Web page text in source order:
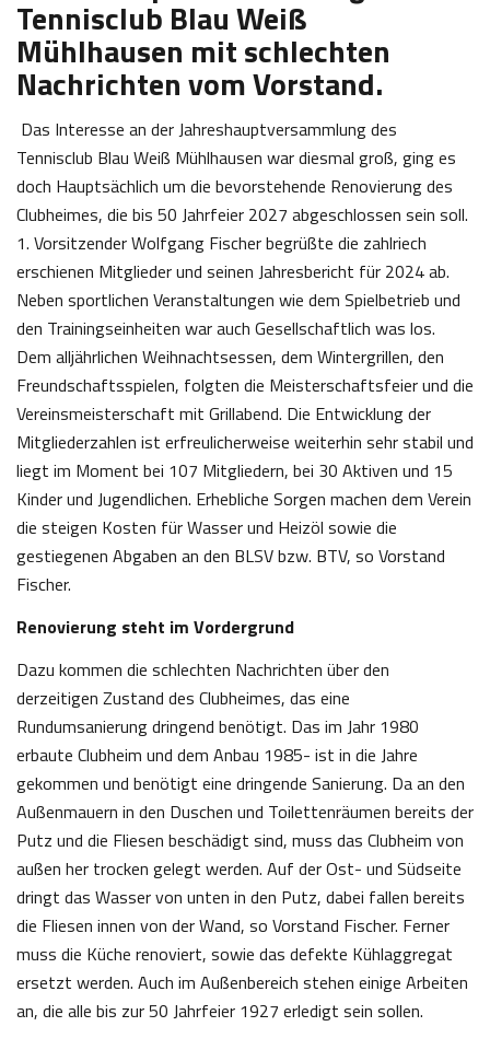
Tennisclub Blau Weiß
Mühlhausen mit schlechten
Nachrichten vom Vorstand.
Das Interesse an der Jahreshauptversammlung des
Tennisclub Blau Weiß Mühlhausen war diesmal groß, ging es
doch Hauptsächlich um die bevorstehende Renovierung des
Clubheimes, die bis 50 Jahrfeier 2027 abgeschlossen sein soll.
1. Vorsitzender Wolfgang Fischer begrüßte die zahlriech
erschienen Mitglieder und seinen Jahresbericht für 2024 ab.
Neben sportlichen Veranstaltungen wie dem Spielbetrieb und
den Trainingseinheiten war auch Gesellschaftlich was los.
Dem alljährlichen Weihnachtsessen, dem Wintergrillen, den
Freundschaftsspielen, folgten die Meisterschaftsfeier und die
Vereinsmeisterschaft mit Grillabend. Die Entwicklung der
Mitgliederzahlen ist erfreulicherweise weiterhin sehr stabil und
liegt im Moment bei 107 Mitgliedern, bei 30 Aktiven und 15
Kinder und Jugendlichen. Erhebliche Sorgen machen dem Verein
die steigen Kosten für Wasser und Heizöl sowie die
gestiegenen Abgaben an den BLSV bzw. BTV, so Vorstand
Fischer.
Renovierung steht im Vordergrund
Dazu kommen die schlechten Nachrichten über den
derzeitigen Zustand des Clubheimes, das eine
Rundumsanierung dringend benötigt. Das im Jahr 1980
erbaute Clubheim und dem Anbau 1985- ist in die Jahre
gekommen und benötigt eine dringende Sanierung. Da an den
Außenmauern in den Duschen und Toilettenräumen bereits der
Putz und die Fliesen beschädigt sind, muss das Clubheim von
außen her trocken gelegt werden. Auf der Ost- und Südseite
dringt das Wasser von unten in den Putz, dabei fallen bereits
die Fliesen innen von der Wand, so Vorstand Fischer. Ferner
muss die Küche renoviert, sowie das defekte Kühlaggregat
ersetzt werden. Auch im Außenbereich stehen einige Arbeiten
an, die alle bis zur 50 Jahrfeier 1927 erledigt sein sollen.